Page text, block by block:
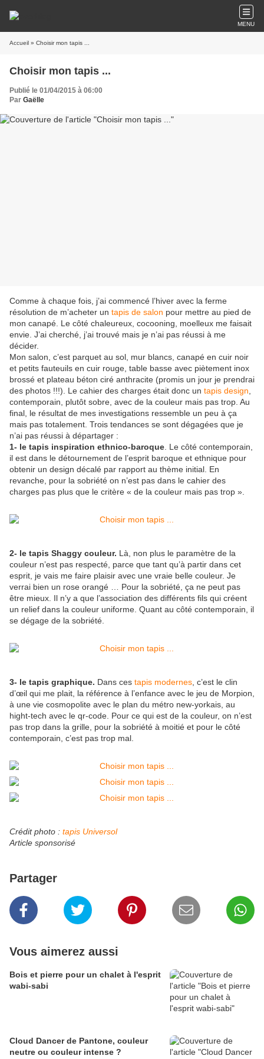
MENU
Accueil » Choisir mon tapis ...
Choisir mon tapis ...
Publié le 01/04/2015 à 06:00
Par Gaëlle
Comme à chaque fois, j’ai commencé l’hiver avec la ferme
résolution de m’acheter un tapis de salon pour mettre au pied de
mon canapé. Le côté chaleureux, cocooning, moelleux me faisait
envie. J’ai cherché, j’ai trouvé mais je n’ai pas réussi à me
décider.
Mon salon, c’est parquet au sol, mur blancs, canapé en cuir noir
et petits fauteuils en cuir rouge, table basse avec piètement inox
brossé et plateau béton ciré anthracite (promis un jour je prendrai
des photos !!!). Le cahier des charges était donc un tapis design
contemporain, plutôt sobre, avec de la couleur mais pas trop. Au
final, le résultat de mes investigations ressemble un peu à ça
mais pas totalement. Trois tendances se sont dégagées que je
n’ai pas réussi à départager :
1- le tapis inspiration ethnico-baroque . Le côté contemporain,
il est dans le détournement de l’esprit baroque et ethnique pour
obtenir un design décalé par rapport au thème initial. En
revanche, pour la sobriété on n’est pas dans le cahier des
charges pas plus que le critère « de la couleur mais pas trop ».
2- le tapis Shaggy couleur. Là, non plus le paramètre de la
couleur n’est pas respecté, parce que tant qu’à partir dans cet
esprit, je vais me faire plaisir avec une vraie belle couleur. Je
verrai bien un rose orangé … Pour la sobriété, ça ne peut pas
être mieux. Il n’y a que l’association des différents fils qui créent
un relief dans la couleur uniforme. Quant au côté contemporain, il
se dégage de la sobriété.
3- le tapis graphique. Dans ces tapis modernes , c’est le clin
d’œil qui me plait, la référence à l’enfance avec le jeu de Morpion,
à une vie cosmopolite avec le plan du métro new-yorkais, au
hight-tech avec le qr-code. Pour ce qui est de la couleur, on n’est
pas trop dans la grille, pour la sobriété à moitié et pour le côté
contemporain, c’est pas trop mal.
Crédit photo : tapis Universol
Article sponsorisé
Partager
Vous aimerez aussi
Bois et pierre pour un chalet à l'esprit
wabi-sabi
Cloud Dancer de Pantone, couleur
neutre ou couleur intense ?